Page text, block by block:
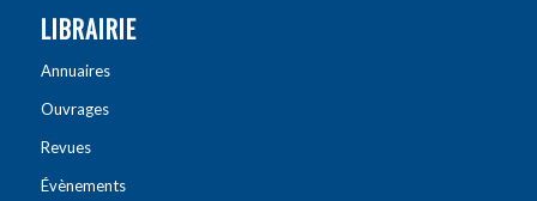
LIBRAIRIE
Annuaires
Ouvrages
Revues
Évènements